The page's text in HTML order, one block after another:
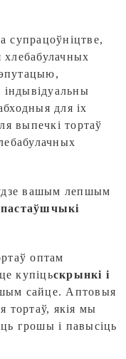
супрацоўніцтве,
для іх
выпечкі тортаў
вашым лепшым
пастаўшчыкі
оптам
купіцьскрынкі і
сайце. Аптовыя
тортаў, якія мы
грошы і павысіць